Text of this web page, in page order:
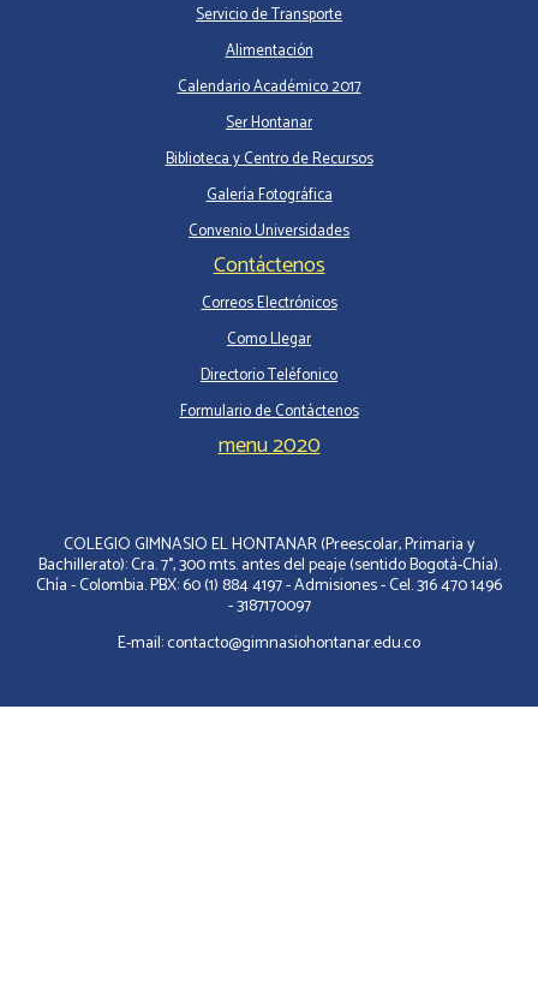
Servicio de Transporte
Alimentación
Calendario Académico 2017
Ser Hontanar
Biblioteca y Centro de Recursos
Galería Fotográfica
Convenio Universidades
Contáctenos
Correos Electrónicos
Como Llegar
Directorio Teléfonico
Formulario de Contáctenos
menu 2020
COLEGIO GIMNASIO EL HONTANAR (Preescolar, Primaria y
Bachillerato): Cra. 7°, 300 mts. antes del peaje (sentido Bogotá-Chía).
Chía - Colombia. PBX: 60 (1) 884 4197 - Admisiones - Cel. 316 470 1496
- 3187170097
E-mail: contacto@gimnasiohontanar.edu.co